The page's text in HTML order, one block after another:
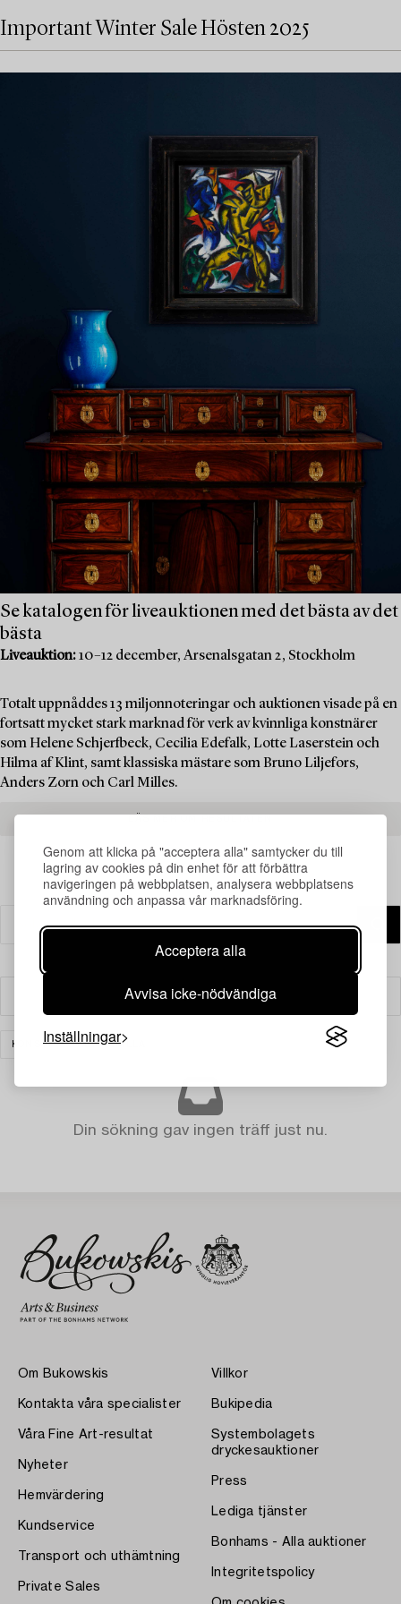
Genom att klicka på "acceptera alla" samtycker du till
lagring av cookies på din enhet för att förbättra
navigeringen på webbplatsen, analysera webbplatsens
användning och anpassa vår marknadsföring.
Acceptera alla
Avvisa icke-nödvändiga
Inställningar
Important Winter Sale Hösten 2025
Se katalogen för liveauktionen med det bästa av det
bästa
Liveauktion:10–12 december, Arsenalsgatan 2, Stockholm
Totalt uppnåddes 13 miljonnoteringar och auktionen visade på en
fortsatt mycket stark marknad för verk av kvinnliga konstnärer
som Helene Schjerfbeck, Cecilia Edefalk, Lotte Laserstein och
Hilma af Klint, samt klassiska mästare som Bruno Liljefors,
Anders Zorn och Carl Milles.
Filter
KONST RENSA ALLA
Din sökning gav ingen träff just nu.
Om Bukowskis
Kontakta våra specialister
Våra Fine Art-resultat
Nyheter
Hemvärdering
Kundservice
Transport och uthämtning
Private Sales
Villkor
Bukipedia
Systembolagets
dryckesauktioner
Press
Lediga tjänster
Bonhams - Alla auktioner
Integritetspolicy